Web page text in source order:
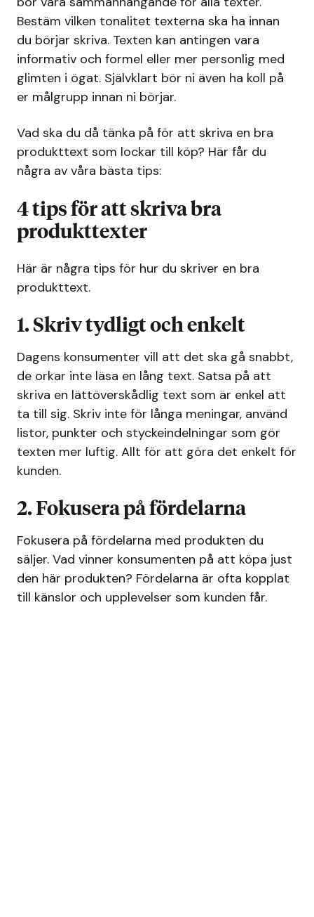
Bestäm vilken tonalitet texterna ska ha innan
du börjar skriva. Texten kan antingen vara
informativ och formel eller mer personlig med
glimten i ögat. Självklart bör ni även ha koll på
er målgrupp innan ni börjar.
Vad ska du då tänka på för att skriva en bra
produkttext som lockar till köp? Här får du
några av våra bästa tips:
4 tips för att skriva bra
produkttexter
Här är några tips för hur du skriver en bra
produkttext.
1. Skriv tydligt och enkelt
Dagens konsumenter vill att det ska gå snabbt,
de orkar inte läsa en lång text. Satsa på att
skriva en lättöverskådlig text som är enkel att
ta till sig. Skriv inte för långa meningar, använd
listor, punkter och styckeindelningar som gör
texten mer luftig. Allt för att göra det enkelt för
kunden.
2. Fokusera på fördelarna
Fokusera på fördelarna med produkten du
säljer. Vad vinner konsumenten på att köpa just
den här produkten? Fördelarna är ofta kopplat
till känslor och upplevelser som kunden får.